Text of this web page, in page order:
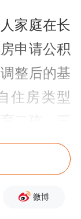
家庭在长
申请公积
整后的基
住房类型
二孩、三
。
日制本科
青年人才
微博